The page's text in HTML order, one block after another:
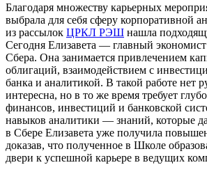
Благодаря множеству карьерных
выбрала для себя сферу корпоративной
из рассылок ЦРКЛ РЭШ нашла
Сегодня Елизавета — главный экономист
Сбера. Она занимается привлечением
облигаций, взаимодействием с
банка и аналитикой. В такой работе нет
интересна, но в то же время требует
финансов, инвестиций и банковской
навыков аналитики — знаний, которые
в Сбере Елизавета уже получила
доказав, что полученное в Школе
двери к успешной карьере в ведущих